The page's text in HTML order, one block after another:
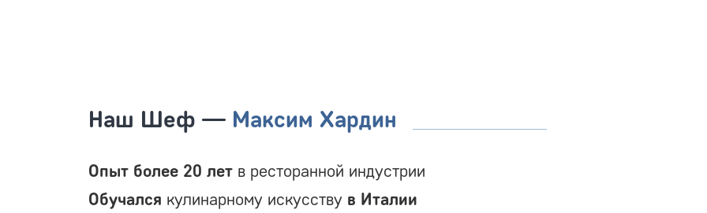
Наш Шеф — Максим Хардин
Опыт более 20 лет в ресторанной индустрии
Обучался кулинарному искусству в Италии